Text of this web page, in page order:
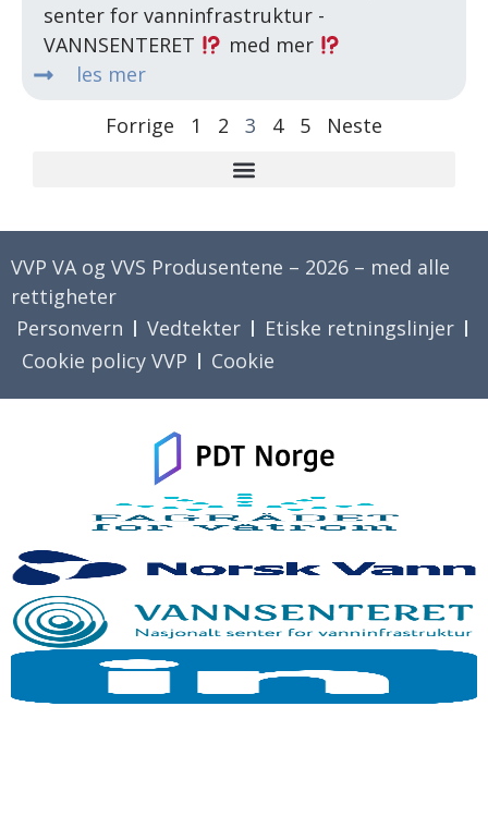
senter for vanninfrastruktur -
VANNSENTERET
med mer
les mer
Forrige
1 2 3 4 5 Neste
VVP VA og VVS Produsentene – 2026 – med alle
rettigheter
Personvern
Vedtekter
Etiske retningslinjer
Cookie policy VVP
Cookie